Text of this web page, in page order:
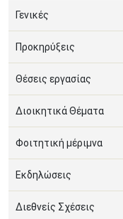
Γενικές
Προκηρύξεις
Θέσεις εργασίας
Διοικητικά Θέματα
Φοιτητική μέριμνα
Εκδηλώσεις
Διεθνείς Σχέσεις